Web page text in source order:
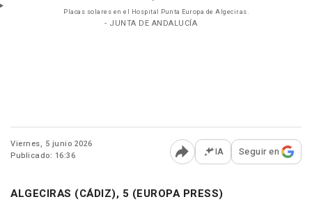
Placas solares en el Hospital Punta Europa de Algeciras.
- JUNTA DE ANDALUCÍA
Viernes, 5 junio 2026
Publicado: 16:36
Abrir opciones para
IA Seguir en
ALGECIRAS (CÁDIZ), 5 (EUROPA PRESS)